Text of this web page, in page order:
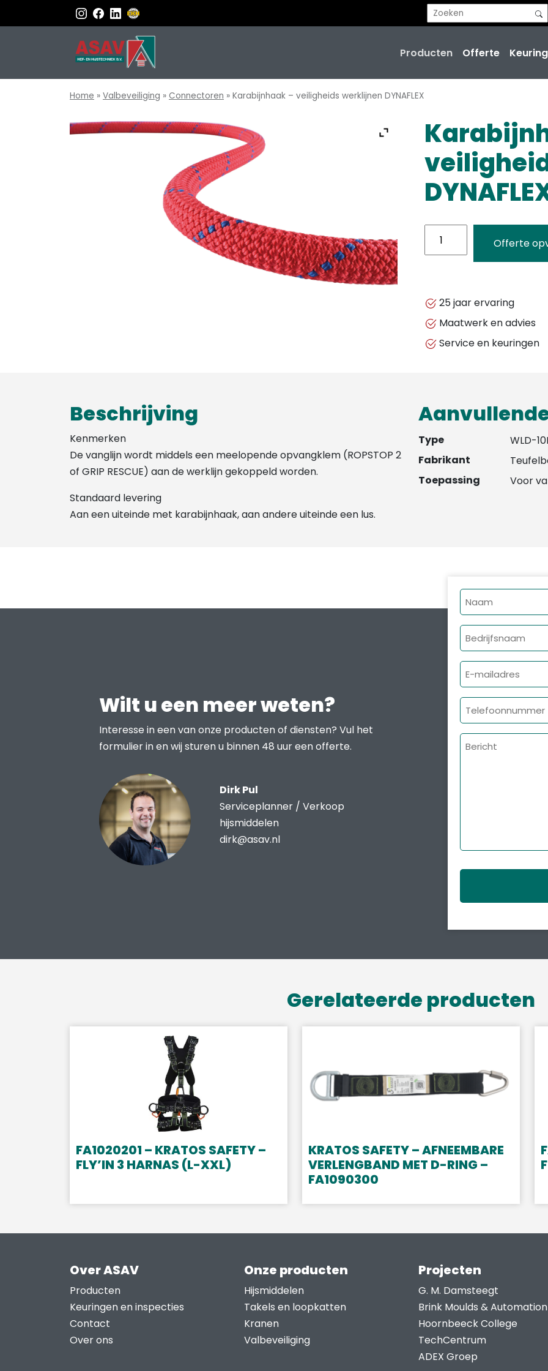
Producten Offerte
Home » Valbeveiliging » Connectoren » Karabijnhaak – veiligheids werklijnen DYNAFLEX
DYNAFLEX
Offerte
25 jaar ervaring
Maatwerk en advies
Service en keuringen
Beschrijving
Kenmerken
De vanglijn wordt middels een meelopende opvangklem (ROPSTOP 2
of GRIP RESCUE) aan de werklijn gekoppeld worden.
Standaard levering
Aan een uiteinde met karabijnhaak, aan andere uiteinde een lus.
Type
WLD-
Fabrikant
Toepassing
Voor
Wilt u een meer weten?
Interesse in een van onze producten of diensten? Vul het
formulier in en wij sturen u binnen 48 uur een offerte.
Dirk Pul
Serviceplanner / Verkoop
hijsmiddelen
dirk@asav.nl
Naam
Bedrijfsnaam
E-
mailadres
Bericht
Gerelateerde producten
FA1020201 – KRATOS SAFETY –
FLY’IN 3 HARNAS (L-XXL)
KRATOS SAFETY – AFNEEMBARE
VERLENGBAND MET D-RING –
FA1090300
Over ASAV
Producten
Keuringen en inspecties
Contact
Over ons
Onze producten
Hijsmiddelen
Takels en loopkatten
Kranen
Valbeveiliging
Projecten
G. M. Damsteegt
Brink Moulds & Automation
Hoornbeeck College
TechCentrum
ADEX Groep